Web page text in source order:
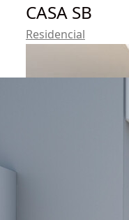
CASA SB
Residencial